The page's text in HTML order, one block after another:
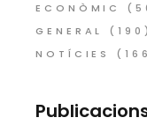
ECONÒMIC
GENERAL
(190)
NOTÍCIES